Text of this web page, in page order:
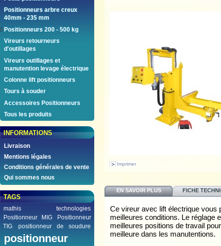
Positionneurs arbre creux
40mm - 235 mm
Positionneurs 200 - 500 kg
Vireurs retourneurs
d'outillages
Vireurs outillages et
manutention levage électrique
Colonne lift positionneurs
Tours à souder
Accessoires Positionneurs
Tous les produits
INFORMATIONS
Livraison
Mentions légales
Conditions générales de vente
Qui sommes nous
TAGS
mathis technologies
Positionneur MIG
Positionneur
TIG
positionneur de soudure
positionneur
Imprimer
EN SAVOIR PLUS FICHE
Ce vireur avec lift électrique vous
meilleures conditions. Le réglage
meilleures positions de travail
meilleure dans les manutentions.